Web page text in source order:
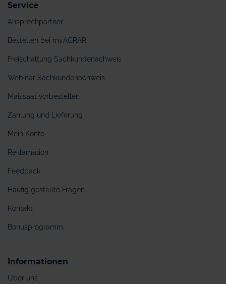
Service
Ansprechpartner
Bestellen bei myAGRAR
Freischaltung Sachkundenachweis
Webinar Sachkundenachweis
Maissaat vorbestellen
Zahlung und Lieferung
Mein Konto
Reklamation
Feedback
Häufig gestellte Fragen
Kontakt
Bonusprogramm
Informationen
Über uns